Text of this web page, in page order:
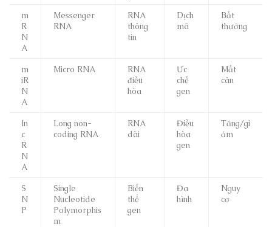
m
R
N
A
Messenger
RNA
RNA
thông
tin
Dịch
mã
Bất
thường
m
iR
N
A
Micro RNA
RNA
điều
hòa
Ức
chế
gen
Mất
cân
ln
c
R
N
A
Long non-
coding RNA
RNA
dài
Điều
hòa
gen
Tăng/gi
ảm
S
N
P
Single
Nucleotide
Polymorphis
m
Biến
thể
gen
Đa
hình
Nguy
cơ